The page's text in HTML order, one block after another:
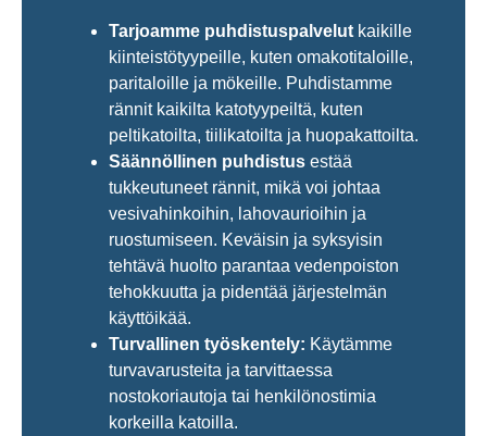
Tarjoamme puhdistuspalvelut kaikille
kiinteistötyypeille, kuten omakotitaloille,
paritaloille ja mökeille. Puhdistamme
rännit kaikilta katotyypeiltä, kuten
peltikatoilta, tiilikatoilta ja huopakattoilta.
Säännöllinen puhdistus estää
tukkeutuneet rännit, mikä voi johtaa
vesivahinkoihin, lahovaurioihin ja
ruostumiseen. Keväisin ja syksyisin
tehtävä huolto parantaa vedenpoiston
tehokkuutta ja pidentää järjestelmän
käyttöikää.
Turvallinen työskentely: Käytämme
turvavarusteita ja tarvittaessa
nostokoriautoja tai henkilönostimia
korkeilla katoilla.